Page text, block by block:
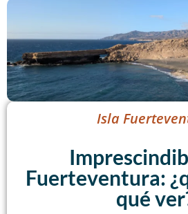
Isla
Fuerteventura:
qué